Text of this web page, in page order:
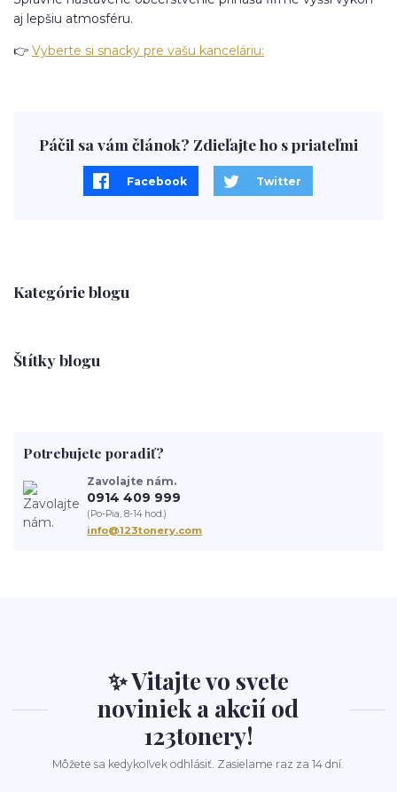
Kategórie blogu
Štítky blogu
Potrebujete poradiť?
Zavolajte nám.
0914 409 999
(Po-Pia, 8-14 hod.)
info@123tonery.com
aj lepšiu atmosféru.
👉 Vyberte si snacky pre vašu kanceláriu:
Páčil sa vám článok? Zdieľajte ho s priateľmi
Facebook Twitter
✨ Vitajte vo svete
noviniek a akcií od
123tonery!
Môžete sa kedykoľvek odhlásiť. Zasielame raz za 14 dní.